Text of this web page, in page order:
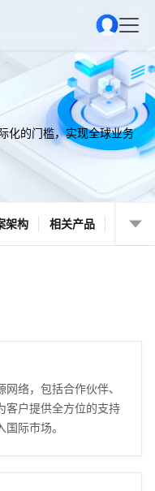
化的门槛，实现全球业务
架构 相关产品
络，包括合作伙伴、
客户提供全方位的支持
际市场。